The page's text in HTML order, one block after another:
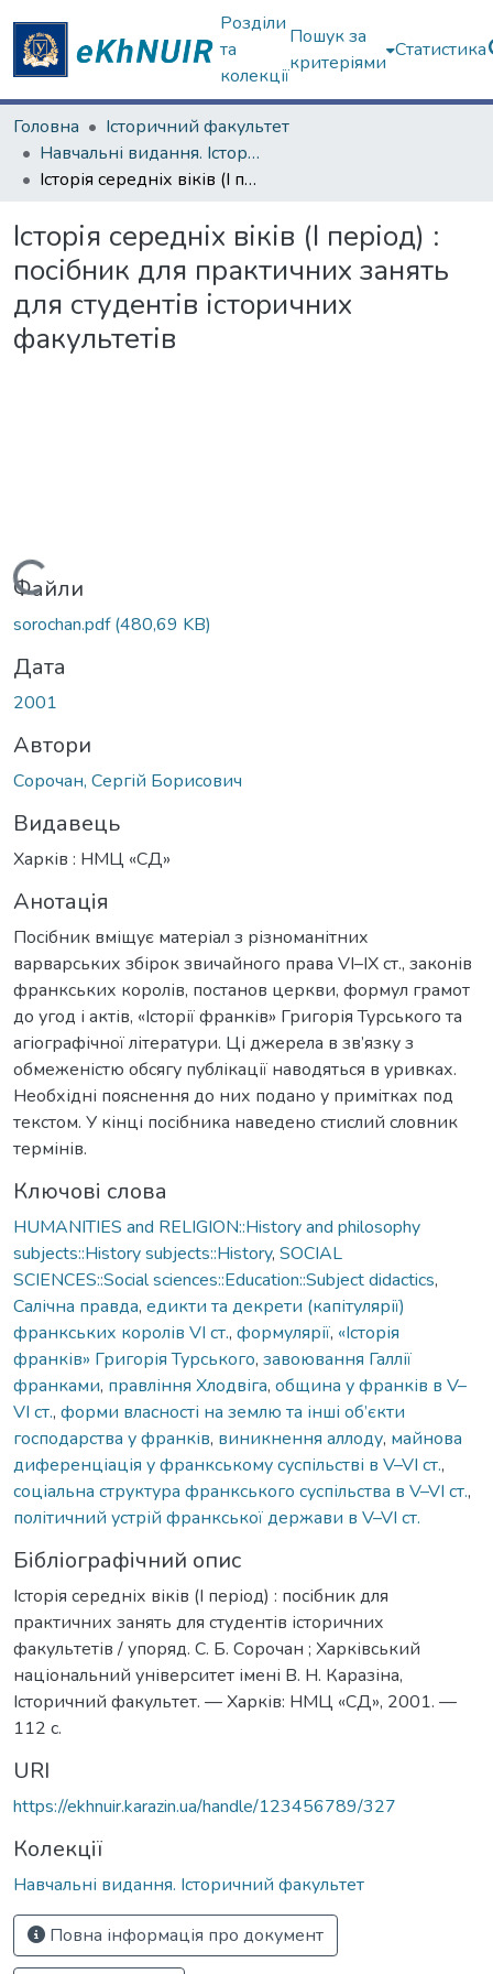
Розділи
та
колекції
Пошук за
критеріями
Статистика
Головна
Історичний факультет
Навчальні видання. Історичний факультет
Історія середніх віків (І період) : посібник для практичних занять для студентів історичних факультетів
Історія середніх віків (І період) :
посібник для практичних занять
для студентів історичних
факультетів
Вантажиться...
Файли
sorochan.pdf(480,69 KB)
Дата
2001
Автори
Сорочан, Сергій Борисович
Видавець
Харків : НМЦ «CД»
Анотація
Посібник вміщує матеріал з різноманітних
варварських збірок звичайного права VI–IX ст., законів
франкських королів, постанов церкви, формул грамот
до угод і актів, «Історії франків» Григорія Турського та
агіографічної літератури. Ці джерела в зв’язку з
обмеженістю обсягу публікації наводяться в уривках.
Необхідні пояснення до них подано у примітках под
текстом. У кінці посібника наведено стислий словник
термінів.
Ключові слова
HUMANITIES and RELIGION::History and philosophy
subjects::History subjects::History, SOCIAL
SCIENCES::Social sciences::Education::Subject didactics,
Салічна правда, едикти та декрети (капітулярії)
франкських королів VI ст., формулярії, «Історія
франків» Григорія Турського, завоювання Галлії
франками, правління Хлодвіга, община у франків в V–
VI ст., форми власності на землю та інші об’єкти
господарства у франків, виникнення аллоду, майнова
диференціація у франкському суспільстві в V–VI ст.,
соціальна структура франкського суспільства в V–VI ст.,
політичний устрій франкської держави в V–VI ст.
Бібліографічний опис
Історія середніх віків (І період) : посібник для
практичних занять для студентів історичних
факультетів / упоряд. С. Б. Сорочан ; Харківський
національний університет імені В. Н. Каразіна,
Історичний факультет. — Харків: НМЦ «CД», 2001. —
112 с.
URI
https://ekhnuir.karazin.ua/handle/123456789/327
Колекції
Навчальні видання. Історичний факультет
Повна інформація про документ